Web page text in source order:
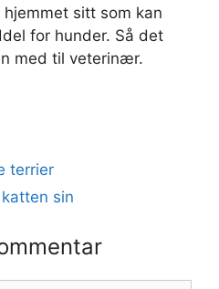
sitt som kan
for hunder. Så det
med til veterinær.
terrier
sin